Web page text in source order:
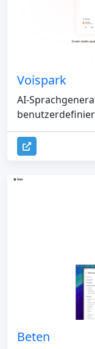
Voispark
AI-
Beten